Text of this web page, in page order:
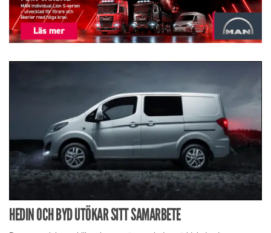
HEDIN OCH BYD UTÖKAR SITT SAMARBETE